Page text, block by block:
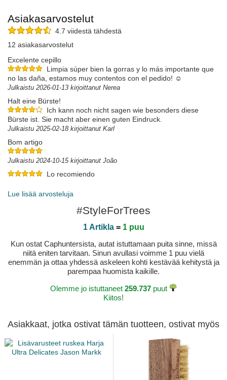
Asiakasarvostelut
4.7 viidestä tähdestä
12 asiakasarvostelut
Excelente cepillo
Limpia súper bien la gorras y lo más importante que
no las daña, estamos muy contentos con el pedido! ☺️
Julkaistu 2026-01-13 kirjoittanut Nerea
Halt eine Bürste!
Ich kann noch nicht sagen wie besonders diese
Bürste ist. Sie macht aber einen guten Eindruck.
Julkaistu 2025-02-18 kirjoittanut Karl
Bom artigo
Julkaistu 2024-10-15 kirjoittanut João
Lo recomiendo
Lue lisää arvosteluja
#StyleForTrees
1 Artikla= 1 puu
Kun ostat Caphuntersista, autat istuttamaan puita sinne, missä
niitä eniten tarvitaan. Sinun avullasi voimme 1 puu vielä
enemmän ja ottaa yhdessä askeleen kohti kestävää kehitystä ja
parempaa huomista kaikille.
Olemme jo istuttaneet 259.737 puut
Kiitos!
Asiakkaat, jotka ostivat tämän tuotteen, ostivat myös